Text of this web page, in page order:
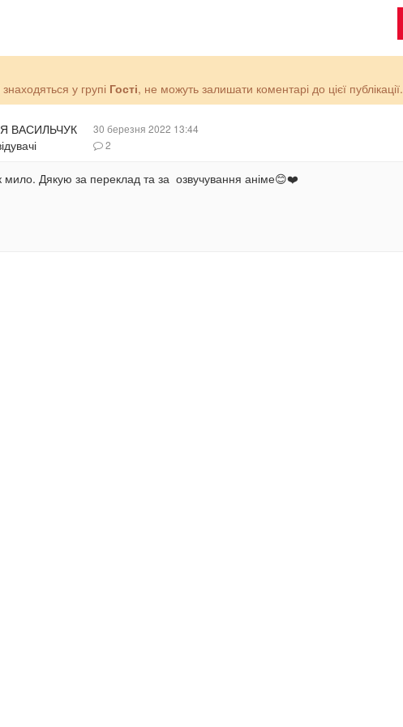
знаходяться у групі Гості, не можуть залишати коментарі до цієї публікації.
ВАСИЛЬЧУК
30 березня 2022 13:44
2
мило. Дякую за переклад та за озвучування аніме😊❤️